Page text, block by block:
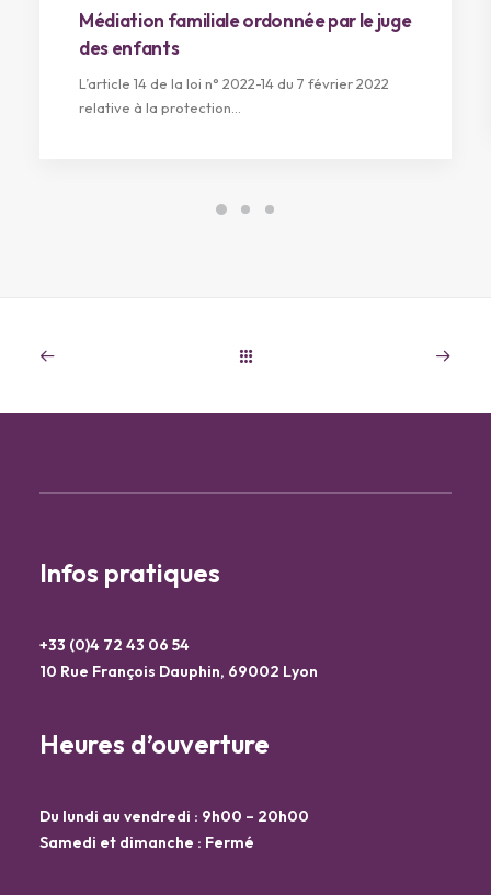
Médiation familiale ordonnée par le juge
des enfants
L’article 14 de la loi n° 2022-14 du 7 février 2022
relative à la protection…
Infos pratiques
+33 (0)4 72 43 06 54
10 Rue François Dauphin, 69002 Lyon
Heures d’ouverture
Du lundi au vendredi : 9h00 – 20h00
Samedi et dimanche : Fermé